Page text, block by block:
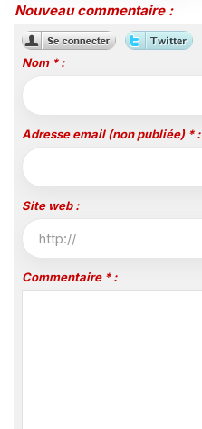
Nouveau commentaire :
Nom * :
Adresse email (non publiée) * :
Site web :
Commentaire * :